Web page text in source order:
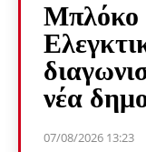
Μπλόκο
νέα
07/08/2026 13:23